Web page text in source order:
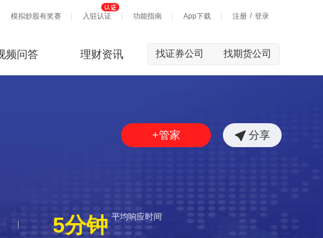
模拟炒股有奖赛 入驻认证 功能指南 App下载 注册 / 登录
频问答 理财资讯 找证券公司 找期货公司
5分钟 平均响应时间
分享
+管家